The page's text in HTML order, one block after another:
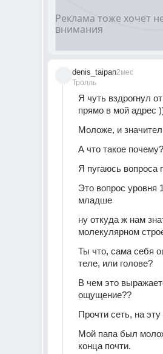
denis_taipan
Тролль
2мес
Я чуть вздрогнул
прямо в мой адрес
Моложе, и
А что такое почему?
Я пугаюсь вопроса
Это вопрос уровня
младше
ну откуда ж нам
молекулярном
Ты что, сама себя
теле, или голове?
В чем это
ощущение??
Прочти сеть, на эту
Мой папа был
конца почти.